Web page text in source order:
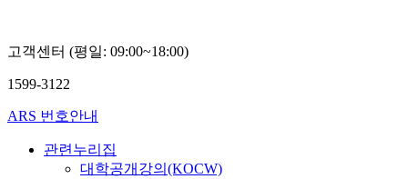
고객센터 (평일: 09:00~18:00)
1599-3122
ARS 번호안내
관련누리집
대학공개강의(KOCW)